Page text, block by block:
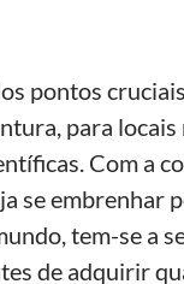
pontos
para
Com a
se embrenhar
tem-se a
de adquirir